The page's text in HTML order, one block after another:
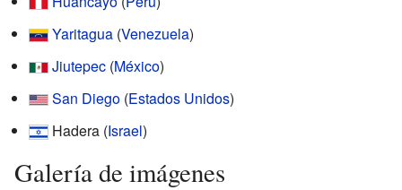
Yaritagua (Venezuela)
Jiutepec (México)
San Diego (Estados Unidos)
Hadera (Israel)
Galería de imágenes